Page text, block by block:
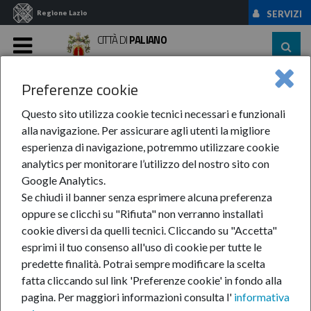
Preferenze cookie
Questo sito utilizza cookie tecnici necessari e funzionali
alla navigazione. Per assicurare agli utenti la migliore
esperienza di navigazione, potremmo utilizzare cookie
analytics per monitorare l’utilizzo del nostro sito con
Google Analytics.
Se chiudi il banner senza esprimere alcuna preferenza
oppure se clicchi su "Rifiuta" non verranno installati
cookie diversi da quelli tecnici. Cliccando su "Accetta"
esprimi il tuo consenso all'uso di cookie per tutte le
predette finalità. Potrai sempre modificare la scelta
fatta cliccando sul link 'Preferenze cookie' in fondo alla
pagina. Per maggiori informazioni consulta l' informativa
Regione Lazio SERVIZI
CITTÀ DIPALIANO
Home News Ed Eventi News
Siglato il patto di
amicizia tra Paliano e
l'ente Sagra delle
Castagne